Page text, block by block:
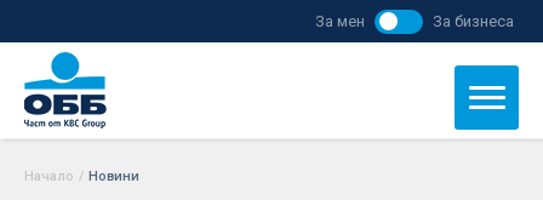
За мен За бизнеса
Начало / Новини